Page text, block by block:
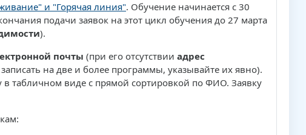
и "Горячая линия". Обучение начинается с 30
подачи заявок на этот цикл обучения до 27 марта
).
почты (при его отсутствии адрес
на две и более программы, указывайте их явно).
табличном виде с прямой сортировкой по ФИО. Заявку